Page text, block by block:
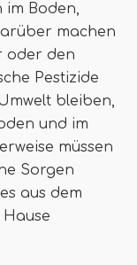
Boden,
machen
oder den
Pestizide
bleiben,
und im
müssen
Sorgen
aus dem